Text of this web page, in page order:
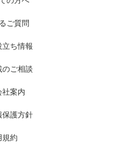
メールでのお問い合わせ
ご質問
立ち情報
のご相談
社案内
保護方針
規約